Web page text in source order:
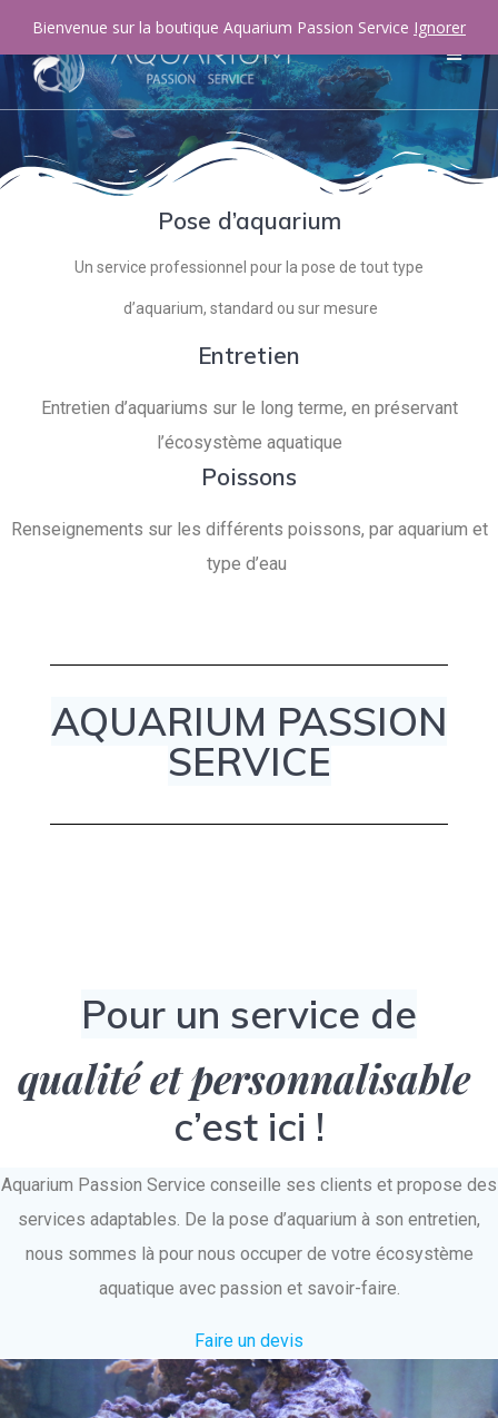
Pose d’aquarium
Un service professionnel pour la pose de tout type
d’aquarium, standard ou sur mesure
Entretien
Entretien d’aquariums sur le long terme, en préservant
l’écosystème aquatique
Poissons
Renseignements sur les différents poissons, par aquarium et
type d’eau
AQUARIUM PASSION
SERVICE
Pour un service de
qualité et personnalisable
c’est ici !
Aquarium Passion Service conseille ses clients et propose des
services adaptables. De la pose d’aquarium à son entretien,
nous sommes là pour nous occuper de votre écosystème
aquatique avec passion et savoir-faire.
Faire un devis
Bienvenue sur la boutique Aquarium Passion Service Ignorer